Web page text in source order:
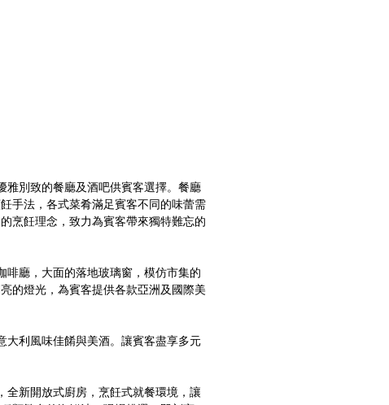
雅別致的餐廳及酒吧供賓客選擇。餐廳
手法，各式菜肴滿足賓客不同的味蕾需
烹飪理念，致力為賓客帶來獨特難忘的
啡廳，大面的落地玻璃窗，模仿市集的
的燈光，為賓客提供各款亞洲及國際美
大利風味佳餚與美酒。讓賓客盡享多元
全新開放式廚房，烹飪式就餐環境，讓